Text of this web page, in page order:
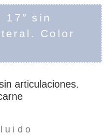
17″ sin
Color
articulaciones.